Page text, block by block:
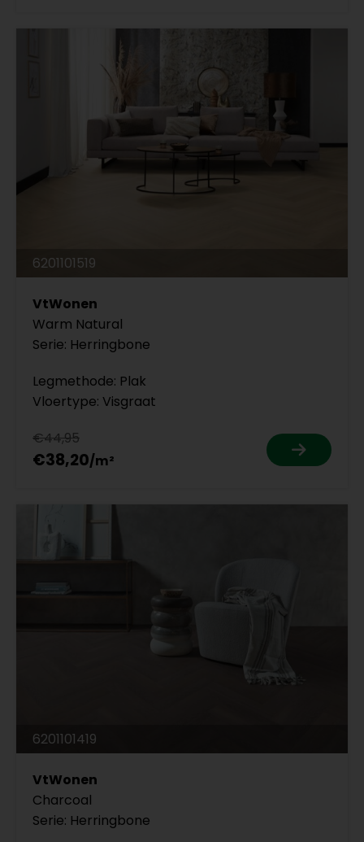
6201101519
VtWonen
Warm Natural
Serie: Herringbone
Legmethode: Plak
Vloertype: Visgraat
€44,95
€38,20
6201101419
VtWonen
Charcoal
Serie: Herringbone